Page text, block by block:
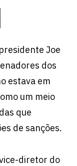
Joe
dos
estava em
um meio
que
de sanções.
diretor do